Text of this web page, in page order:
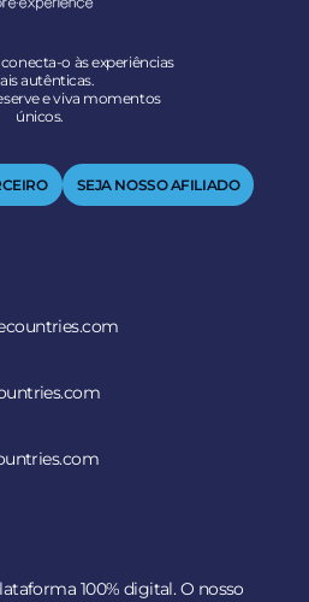
o às experiências
autênticas.
e viva momentos
únicos.
SEJA NOSSO AFILIADO
100% digital. O nosso